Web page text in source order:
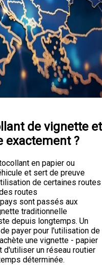
de vignette et
exactement ?
en papier ou
et sert de preuve
de certaines routes
routes
pays sont passés aux
traditionnelle
depuis longtemps. Un
payer pour l'utilisation de
une vignette - papier
d'utiliser un réseau routier
déterminée.